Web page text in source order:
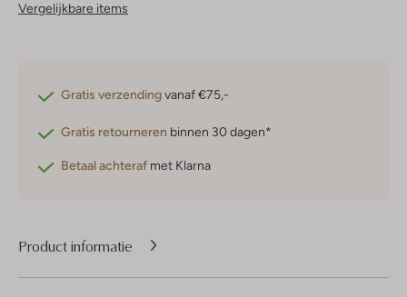
Vergelijkbare items
Gratis verzendingvanaf €75,-
Gratis retourneren binnen 30 dagen*
Betaal achteraf met Klarna
Product informatie